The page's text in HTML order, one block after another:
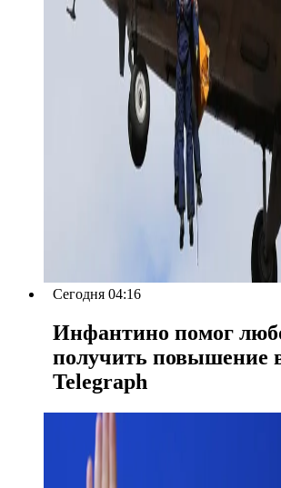
Сегодня 04:16
Инфантино помог
получить
Telegraph